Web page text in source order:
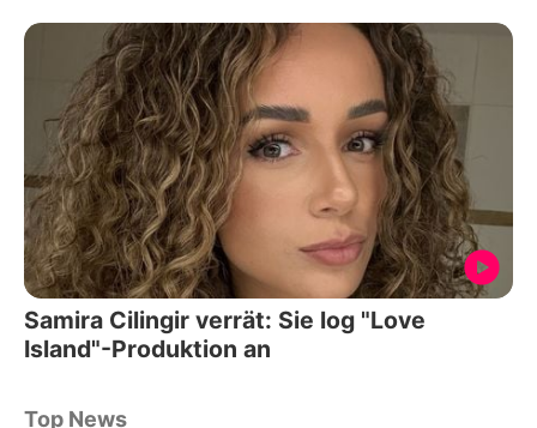
Samira Cilingir verrät: Sie log "Love
Island"-Produktion an
Top News